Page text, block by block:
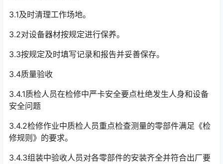
3.1及时清理工作场地。
3.2对设备器材按规定进行保养。
3.3按规定及时填写记录和报告并妥善保存。
3.4质量验收
3.4.1质检人员在检修中严卡安全要点杜绝发生人身和设备
安全问题
3.4.2检修作业中质检人员重点检查测量的零部件满足《检
修规则》的要求。
3.4.3组装中验收人员对各零部件的安装齐全并符合出厂要